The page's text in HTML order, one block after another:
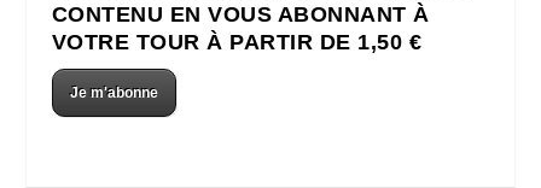
CONTENU EN VOUS ABONNANT À
VOTRE TOUR À PARTIR DE 1,50 €
Je m'abonne